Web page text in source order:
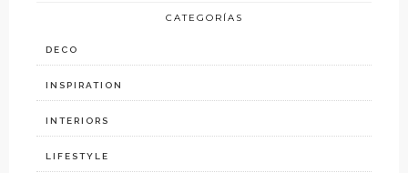
CATEGORÍAS
DECO
INSPIRATION
INTERIORS
LIFESTYLE